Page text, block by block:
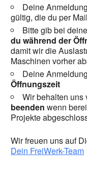
Deine
gültig, die du per
Bitte gib bei
du während der
damit wir die
Maschinen vorher
Deine
Öffnungszeit
Wir behalten
beenden wenn
Projekte
Wir freuen uns auf
Dein FreiWerk-Team